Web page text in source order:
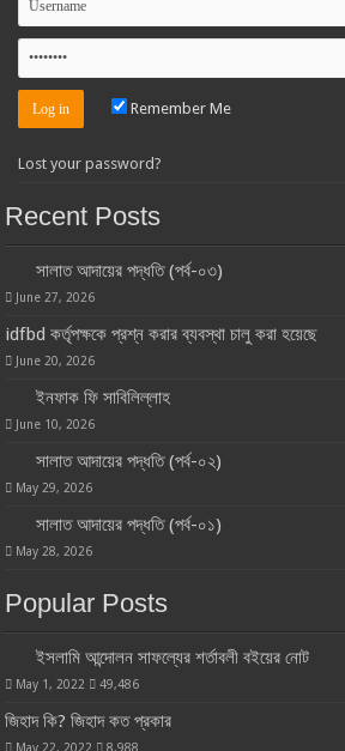
Remember Me
Lost your password?
Recent Posts
সালাত আদায়ের পদ্ধতি (পর্ব-০৩)
June 27, 2026
idfbd কর্তৃপক্ষকে প্রশ্ন করার ব্যবস্থা চালু করা হয়েছে
June 20, 2026
ইনফাক ফি সাবিলিল্লাহ
June 10, 2026
সালাত আদায়ের পদ্ধতি (পর্ব-০২)
May 29, 2026
সালাত আদায়ের পদ্ধতি (পর্ব-০১)
May 28, 2026
Popular Posts
ইসলামি আন্দোলন সাফল্যের শর্তাবলী বইয়ের নোট
May 1, 2022 49,486
জিহাদ কি? জিহাদ কত প্রকার
May 22, 2022 8,988